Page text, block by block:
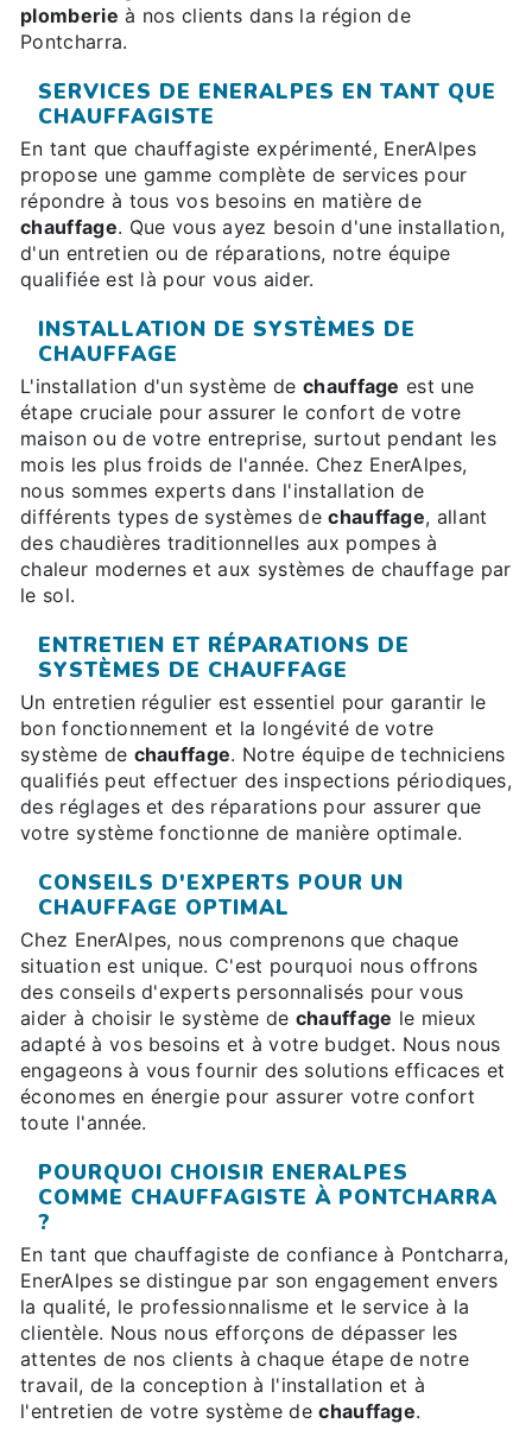
plomberie à nos clients dans la région de
Pontcharra.
SERVICES DE ENERALPES EN TANT QUE
CHAUFFAGISTE
En tant que chauffagiste expérimenté, EnerAlpes
propose une gamme complète de services pour
répondre à tous vos besoins en matière de
chauffage. Que vous ayez besoin d'une installation,
d'un entretien ou de réparations, notre équipe
qualifiée est là pour vous aider.
INSTALLATION DE SYSTÈMES DE
CHAUFFAGE
L'installation d'un système de chauffage est une
étape cruciale pour assurer le confort de votre
maison ou de votre entreprise, surtout pendant les
mois les plus froids de l'année. Chez EnerAlpes,
nous sommes experts dans l'installation de
différents types de systèmes dechauffage, allant
des chaudières traditionnelles aux pompes à
chaleur modernes et aux systèmes de chauffage par
le sol.
ENTRETIEN ET RÉPARATIONS DE
SYSTÈMES DE CHAUFFAGE
Un entretien régulier est essentiel pour garantir le
bon fonctionnement et la longévité de votre
système de chauffage. Notre équipe de techniciens
qualifiés peut effectuer des inspections périodiques,
des réglages et des réparations pour assurer que
votre système fonctionne de manière optimale.
CONSEILS D'EXPERTS POUR UN
CHAUFFAGE OPTIMAL
Chez EnerAlpes, nous comprenons que chaque
situation est unique. C'est pourquoi nous offrons
des conseils d'experts personnalisés pour vous
aider à choisir le système de chauffage le mieux
adapté à vos besoins et à votre budget. Nous nous
engageons à vous fournir des solutions efficaces et
économes en énergie pour assurer votre confort
toute l'année.
POURQUOI CHOISIR ENERALPES
COMME CHAUFFAGISTE À PONTCHARRA
?
En tant que chauffagiste de confiance à Pontcharra,
EnerAlpes se distingue par son engagement envers
la qualité, le professionnalisme et le service à la
clientèle. Nous nous efforçons de dépasser les
attentes de nos clients à chaque étape de notre
travail, de la conception à l'installation et à
l'entretien de votre système dechauffage.